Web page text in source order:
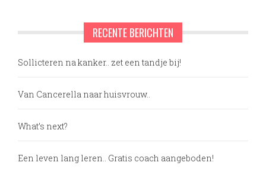
RECENTE BERICHTEN
Sollicteren na kanker.. zet een tandje bij!
Van Cancerella naar huisvrouw..
What’s next?
Een leven lang leren.. Gratis coach aangeboden!